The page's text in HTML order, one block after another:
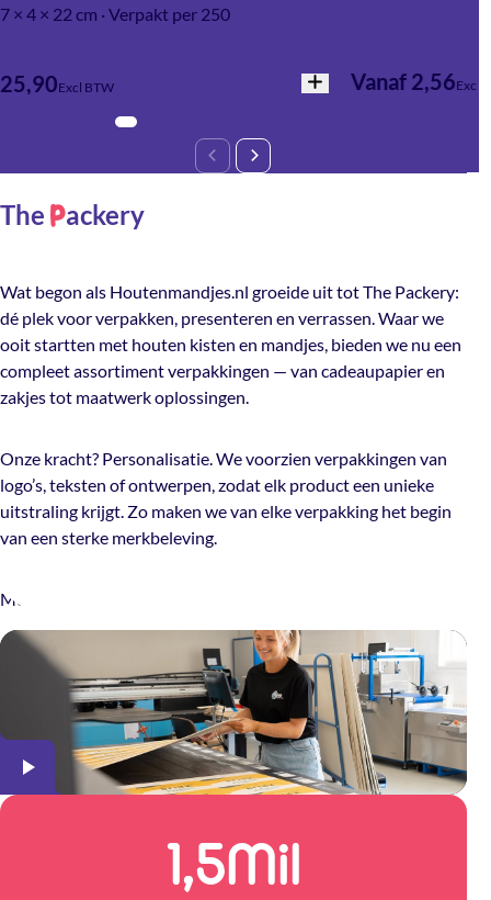
Kortom: bedrukte mandjes zijn perfect voor iedereen die
7 × 4 × 22 cm · Verpakt per 250
25,90Excl BTW Vanaf 2,56Excl
The Packery
Wat begon als Houtenmandjes.nl groeide uit tot The Packery:
dé plek voor verpakken, presenteren en verrassen. Waar we
ooit startten met houten kisten en mandjes, bieden we nu een
compleet assortiment verpakkingen — van cadeaupapier en
zakjes tot maatwerk oplossingen.
Onze kracht? Personalisatie. We voorzien verpakkingen van
logo’s, teksten of ontwerpen, zodat elk product een unieke
uitstraling krijgt. Zo maken we van elke verpakking het begin
van een sterke merkbeleving.
Meer over The Packery
1,5Mil